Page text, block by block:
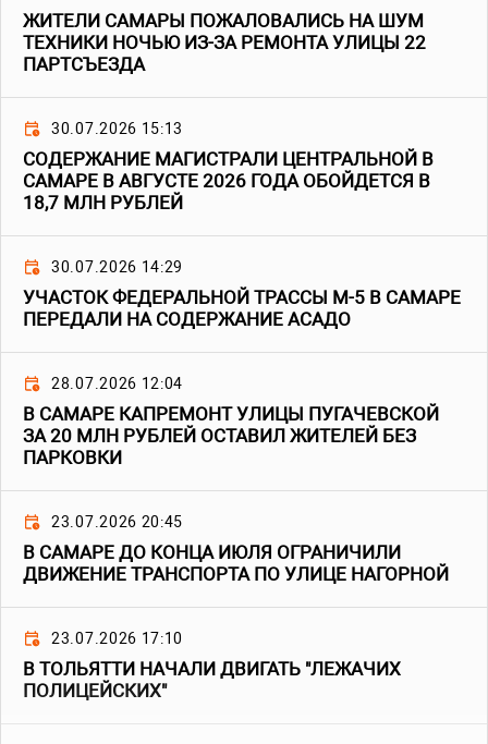
ЖИТЕЛИ САМАРЫ ПОЖАЛОВАЛИСЬ НА ШУМ
ТЕХНИКИ НОЧЬЮ ИЗ-ЗА РЕМОНТА УЛИЦЫ 22
ПАРТСЪЕЗДА
30.07.2026 15:13
СОДЕРЖАНИЕ МАГИСТРАЛИ ЦЕНТРАЛЬНОЙ В
САМАРЕ В АВГУСТЕ 2026 ГОДА ОБОЙДЕТСЯ В
18,7 МЛН РУБЛЕЙ
30.07.2026 14:29
УЧАСТОК ФЕДЕРАЛЬНОЙ ТРАССЫ М-5 В САМАРЕ
ПЕРЕДАЛИ НА СОДЕРЖАНИЕ АСАДО
28.07.2026 12:04
В САМАРЕ КАПРЕМОНТ УЛИЦЫ ПУГАЧЕВСКОЙ
ЗА 20 МЛН РУБЛЕЙ ОСТАВИЛ ЖИТЕЛЕЙ БЕЗ
ПАРКОВКИ
23.07.2026 20:45
В САМАРЕ ДО КОНЦА ИЮЛЯ ОГРАНИЧИЛИ
ДВИЖЕНИЕ ТРАНСПОРТА ПО УЛИЦЕ НАГОРНОЙ
23.07.2026 17:10
В ТОЛЬЯТТИ НАЧАЛИ ДВИГАТЬ "ЛЕЖАЧИХ
ПОЛИЦЕЙСКИХ"